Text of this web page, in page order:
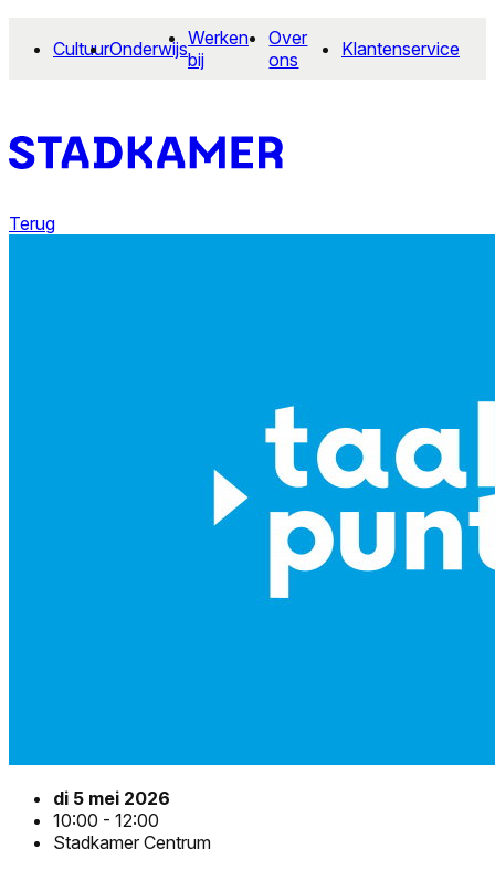
CultuurOnderwijsWerken
bij
Over
ons
Klantenservice
Terug
di 5 mei 2026
10:00 - 12:00
Stadkamer Centrum